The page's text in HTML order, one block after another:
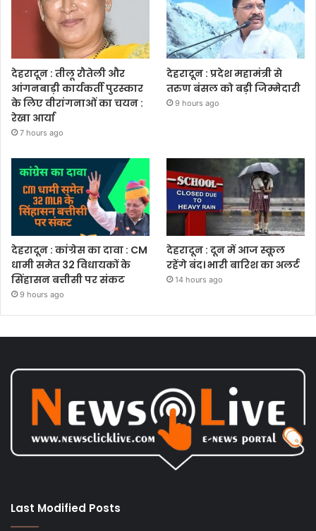
देहरादून : तीलू रौतेली और
आंगनबाड़ी कार्यकर्ती पुरस्कार
के लिए वीरांगनाओं का चयन :
रेखा आर्या
7 hours ago
देहरादून : प्रदेश महामंत्री से
तरुण बंसल को बड़ी जिम्मेदारी
9 hours ago
देहरादून : कांग्रेस का दावा : CM
धामी समेत 32 विधायकों के
सिंहासन बत्तीसी पर संकट
9 hours ago
देहरादून : दून में आज स्कूल
रहेंगे बंद। भारी बारिश का अलर्ट
14 hours ago
Last Modified Posts